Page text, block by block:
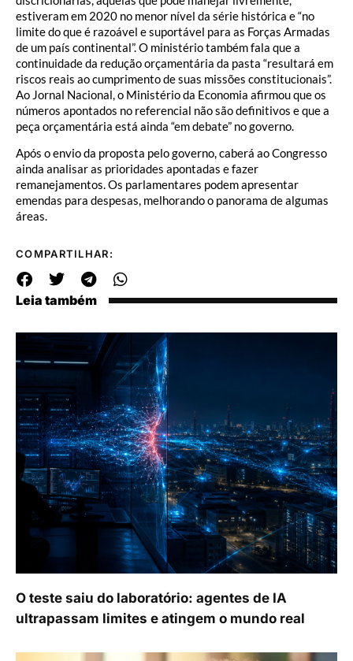
estiveram em 2020 no menor nível da série histórica e “no
limite do que é razoável e suportável para as Forças Armadas
de um país continental”. O ministério também fala que a
continuidade da redução orçamentária da pasta “resultará em
riscos reais ao cumprimento de suas missões constitucionais”.
Ao Jornal Nacional, o Ministério da Economia afirmou que os
números apontados no referencial não são definitivos e que a
peça orçamentária está ainda “em debate” no governo.
Após o envio da proposta pelo governo, caberá ao Congresso
ainda analisar as prioridades apontadas e fazer
remanejamentos. Os parlamentares podem apresentar
emendas para despesas, melhorando o panorama de algumas
áreas.
COMPARTILHAR:
Leia também
O teste saiu do laboratório: agentes de IA
ultrapassam limites e atingem o mundo real